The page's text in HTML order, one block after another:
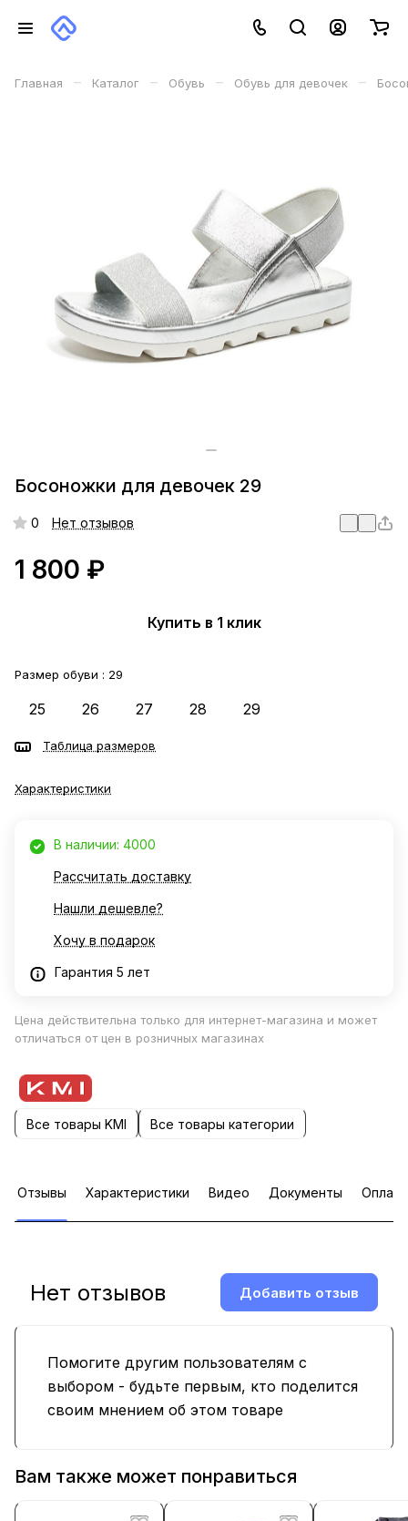
Главная – Каталог – Обувь – Обувь для девочек –
Босоножки для девочек 29
0 Нет отзывов
1 800 ₽
Купить в 1 клик
Размер обуви : 29
25 26 27 28 29
Таблица размеров
Характеристики
В наличии: 4000
Рассчитать доставку
Нашли дешевле?
Хочу в подарок
Гарантия 5 лет
Цена действительна только для интернет-магазина и может
отличаться от цен в розничных магазинах
Все товары KMI Все товары категории
Отзывы Характеристики Видео Документы Оплата
Помогите другим пользователям с
выбором - будьте первым, кто поделится
своим мнением об этом товаре
Нет отзывов Добавить отзыв
Вам также может понравиться